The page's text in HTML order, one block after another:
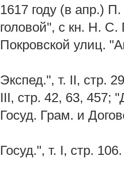
1617 году (в апр.)
головой", с кн. Н.
Покровской улиц.
Экспед.", т. II, стр.
III, стр. 42, 63, 457;
Госуд. Грам. и
Госуд.", т. І, стр.